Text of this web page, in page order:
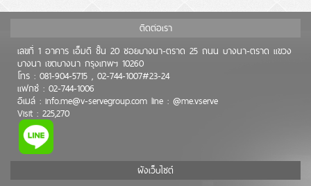
ติดต่อเรา
เลขที่ 1 อาคาร เอ็มดี ชั้น 20 ซอยบางนา-ตราด 25 ถนน บางนา-ตราด แขวง
บางนา เขตบางนา กรุงเทพฯ 10260
โทร : 081-904-5715 , 02-744-1007#23-24
แฟกซ์ : 02-744-1006
อีเมล์ : info.me@v-servegroup.com line : @me.vserve
Visit : 225,270
ผังเว็บไซต์